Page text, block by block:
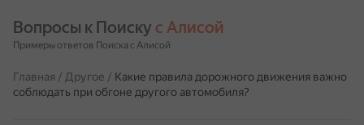
Вопросы к Поиску с Алисой
Примеры ответов Поиска с Алисой
Главная / Другое / Какие правила дорожного движения важно
соблюдать при обгоне другого автомобиля?